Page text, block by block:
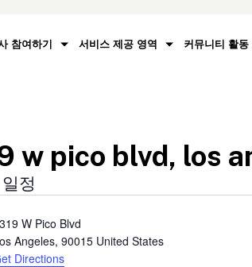
참여하기 서비스 제공 영역 커뮤니티 활동
w pico blvd, los
정
W Pico Blvd
Angeles, 90015 United States
Directions